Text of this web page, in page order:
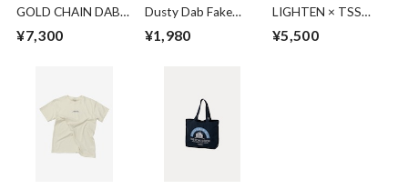
GOLD CHAIN DAB
¥7,300
Dusty Dab Fake
¥1,980
LIGHTEN × TSS
¥5,500